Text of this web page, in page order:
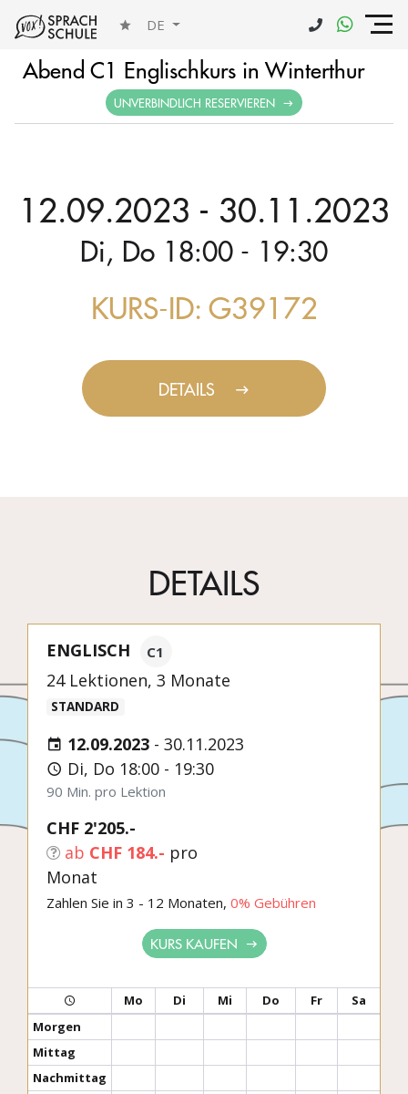
DE
Abend C1 Englischkurs in Winterthur
UNVERBINDLICH RESERVIEREN
12.09.2023 - 30.11.2023
Di, Do 18:00 - 19:30
KURS-ID: G39172
DETAILS
DETAILS
ENGLISCH C1
24 Lektionen, 3 Monate
STANDARD
12.09.2023 - 30.11.2023
Di, Do 18:00 - 19:30
90 Min. pro Lektion
CHF 2'205.-
ab CHF 184.- pro
Monat
Zahlen Sie in 3 - 12 Monaten, 0% Gebühren
KURS KAUFEN
Mo Di Mi Do Fr
Sa
Morgen
Mittag
Nachmittag